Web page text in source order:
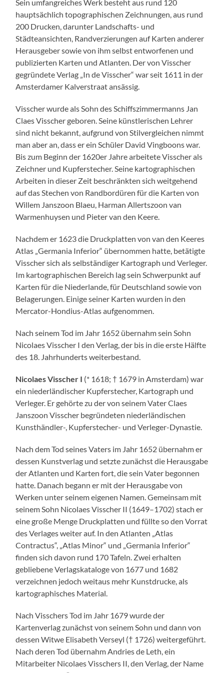
Sein umfangreiches Werk besteht aus rund 120
hauptsächlich topographischen Zeichnungen, aus rund
200 Drucken, darunter Landschafts- und
Städteansichten, Randverzierungen auf Karten anderer
Herausgeber sowie von ihm selbst entworfenen und
publizierten Karten und Atlanten. Der von Visscher
gegründete Verlag „In de Visscher“ war seit 1611 in der
Amsterdamer Kalverstraat ansässig.
Visscher wurde als Sohn des Schiffszimmermanns Jan
Claes Visscher geboren. Seine künstlerischen Lehrer
sind nicht bekannt, aufgrund von Stilvergleichen nimmt
man aber an, dass er ein Schüler David Vingboons war.
Bis zum Beginn der 1620er Jahre arbeitete Visscher als
Zeichner und Kupferstecher. Seine kartographischen
Arbeiten in dieser Zeit beschränkten sich weitgehend
auf das Stechen von Randbordüren für die Karten von
Willem Janszoon Blaeu, Harman Allertszoon van
Warmenhuysen und Pieter van den Keere.
Nachdem er 1623 die Druckplatten von van den Keeres
Atlas „Germania Inferior“ übernommen hatte, betätigte
Visscher sich als selbständiger Kartograph und Verleger.
Im kartographischen Bereich lag sein Schwerpunkt auf
Karten für die Niederlande, für Deutschland sowie von
Belagerungen. Einige seiner Karten wurden in den
Mercator-Hondius-Atlas aufgenommen.
Nach seinem Tod im Jahr 1652 übernahm sein Sohn
Nicolaes Visscher I den Verlag, der bis in die erste Hälfte
des 18. Jahrhunderts weiterbestand.
Nicolaes Visscher I (* 1618; † 1679 in Amsterdam) war
ein niederländischer Kupferstecher, Kartograph und
Verleger. Er gehörte zu der von seinem Vater Claes
Janszoon Visscher begründeten niederländischen
Kunsthändler-, Kupferstecher- und Verleger-Dynastie.
Nach dem Tod seines Vaters im Jahr 1652 übernahm er
dessen Kunstverlag und setzte zunächst die Herausgabe
der Atlanten und Karten fort, die sein Vater begonnen
hatte. Danach begann er mit der Herausgabe von
Werken unter seinem eigenen Namen. Gemeinsam mit
seinem Sohn Nicolaes Visscher II (1649–1702) stach er
eine große Menge Druckplatten und füllte so den Vorrat
des Verlages weiter auf. In den Atlanten „Atlas
Contractus“, „Atlas Minor“ und „Germania Inferior“
finden sich davon rund 170 Tafeln. Zwei erhalten
gebliebene Verlagskataloge von 1677 und 1682
verzeichnen jedoch weitaus mehr Kunstdrucke, als
kartographisches Material.
Nach Visschers Tod im Jahr 1679 wurde der
Kartenverlag zunächst von seinem Sohn und dann von
dessen Witwe Elisabeth Verseyl († 1726) weitergeführt.
Nach deren Tod übernahm Andries de Leth, ein
Mitarbeiter Nicolaes Visschers II, den Verlag, der Name